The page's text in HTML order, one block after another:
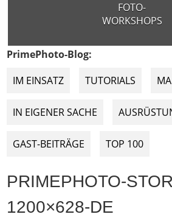
FOTO-
WORKSHOPS
PrimePhoto-Blog:
IM EINSATZ
TUTORIALS
IN EIGENER SACHE
GAST-BEITRÄGE TOP 100
PRIMEPHOTO-
1200×628-DE